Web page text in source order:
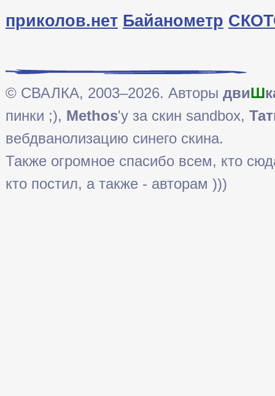
приколов.нет Байанометр
© СВАЛКА, 2003–2026. Авторы двиШ
пинки ;), Methos'у за скин sandbox,
вебдванолизацию синего скина.
Также огромное спасибо всем, кто
кто постил, а также - авторам )))